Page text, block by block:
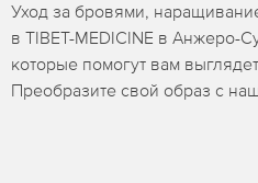
Уход за бровями,
в TIBET-MEDICINE в Анжеро-
которые помогут вам
Преобразите свой образ с